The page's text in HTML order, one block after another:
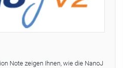
Note zeigen Ihnen, wie die NanoJ